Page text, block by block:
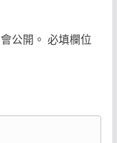
公開。 必填欄位